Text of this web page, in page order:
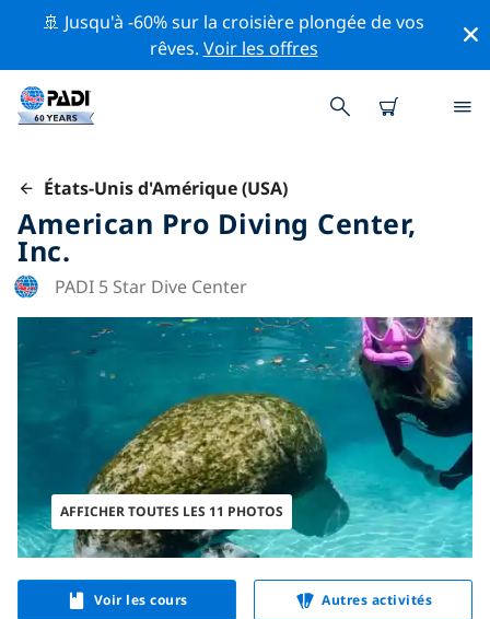
🚢 Jusqu'à -60% sur la croisière plongée de vos
rêves. Voir les offres
États-Unis d'Amérique (USA)
American Pro Diving Center,
Inc.
PADI 5 Star Dive Center
AFFICHER TOUTES LES 11 PHOTOS
Voir les cours Autres activités